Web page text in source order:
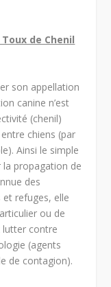
de Chenil
son appellation
canine n’est
(chenil)
chiens (par
Ainsi le simple
propagation de
des
et refuges, elle
ou de
lutter contre
(agents
de contagion).